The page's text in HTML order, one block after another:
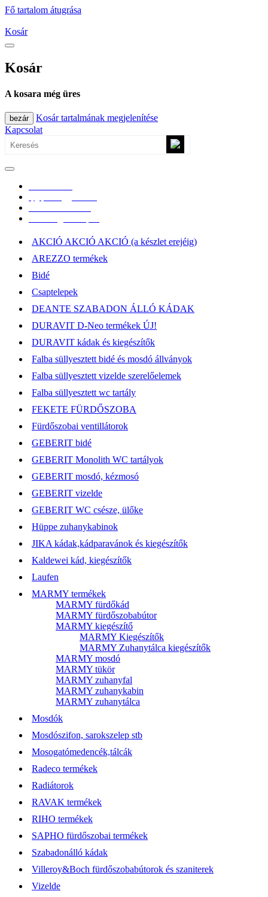
Fő tartalom átugrása
Kosár
Kosár
A kosara még üres
bezár
Kosár tartalmának megjelenítése
Kapcsolat
AKCIÓ AKCIÓ AKCIÓ (a készlet erejéig)
AREZZO termékek
Bidé
Csaptelepek
DEANTE SZABADON ÁLLÓ KÁDAK
DURAVIT D-Neo termékek ÚJ!
DURAVIT kádak és kiegészítők
Falba süllyesztett bidé és mosdó állványok
Falba süllyesztett vizelde szerelőelemek
Falba süllyesztett wc tartály
FEKETE FÜRDŐSZOBA
Fürdőszobai ventillátorok
GEBERIT bidé
GEBERIT Monolith WC tartályok
GEBERIT mosdó, kézmosó
GEBERIT vizelde
GEBERIT WC csésze, ülőke
Hüppe zuhanykabinok
JIKA kádak,kádparavánok és kiegészítők
Kaldewei kád, kiegészítők
Laufen
MARMY termékek
MARMY fürdőkád
MARMY fürdőszobabútor
MARMY kiegészítő
MARMY Kiegészítők
MARMY Zuhanytálca kiegészítők
MARMY mosdó
MARMY tükör
MARMY zuhanyfal
MARMY zuhanykabin
MARMY zuhanytálca
Mosdók
Mosdószifon, sarokszelep stb
Mosogatómedencék,tálcák
Radeco termékek
Radiátorok
RAVAK termékek
RIHO termékek
SAPHO fürdőszobai termékek
Szabadonálló kádak
Villeroy&Boch fürdőszobabútorok és szaniterek
Vizelde